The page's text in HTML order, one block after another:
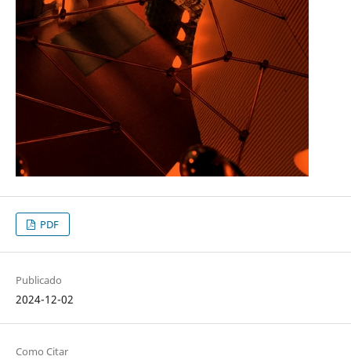
PDF
Publicado
2024-12-02
Como Citar